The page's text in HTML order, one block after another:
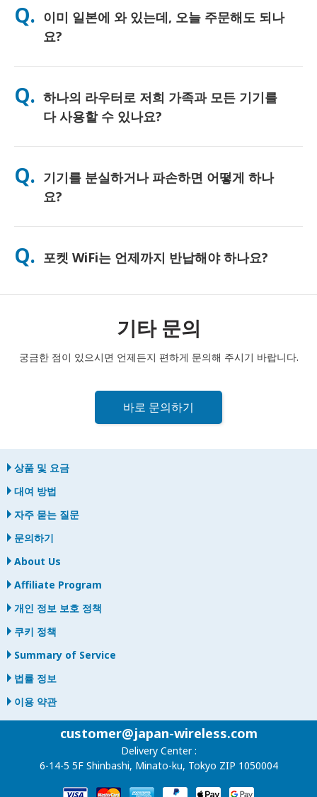
포함된 선불 반납 봉투를 사용하여 일본 내 어느 우체통이든 편리
하게 반납하시면 됩니다. 복잡한 서류 작성이나 카운터 대기 없이
간편하게 서비스를 이용하실 수 있습니다.
Q. 이미 일본에 와 있는데, 오늘 주문해도 되나
요?
네, 당일 공항 픽업이 가능합니다. 호텔 배송의 경우, 보통 다음 날
역에서 가장 빠른 수령 방법을 알고 싶으시다면, 언제든지 저희에
게 문의해 주세요. 친절하게 안내해 드리겠습니다.
Q. 하나의 라우터로 저희 가족과 모든 기기를
다 사용할 수 있나요?
네, 최대 10대까지(폰, 태블릿, 노트북 등) 동시에 연결하여 사용하
하게 사용하시도록 무료 보조 배터리를 함께 제공해 드리고 있습
니다.
Q. 기기를 분실하거나 파손하면 어떻게 하나
요?
결제 시 분실 또는 파손에 대비한 보험을 추가할 수 있습니다. 보험
에게 연락해 주세요. 연결을 유지하실 수 있도록 도와드리겠습니
다.
Q. 포켓 WiFi는 언제까지 반납해야 하나요?
기타 문의
궁금한 점이 있으시면 언제든지 편하게 문의해 주시기 바랍니다.
바로 문의하기
상품 및 요금
대여 방법
자주 묻는 질문
문의하기
About Us
Affiliate Program
개인 정보 보호 정책
쿠키 정책
Summary of Service
법률 정보
이용 약관
customer@japan-wireless.com
Delivery Center :
6-14-5 5F Shinbashi, Minato-ku, Tokyo ZIP 1050004